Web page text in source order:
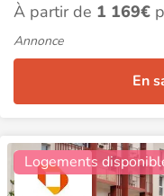
À partir de 1 169€
Annonce
En
Logements